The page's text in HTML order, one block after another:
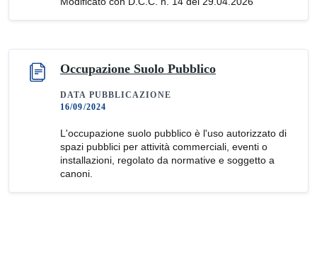
Occupazione Suolo Pubblico
DATA PUBBLICAZIONE
16/09/2024
L'occupazione suolo pubblico è l'uso autorizzato di
spazi pubblici per attività commerciali, eventi o
installazioni, regolato da normative e soggetto a
canoni.